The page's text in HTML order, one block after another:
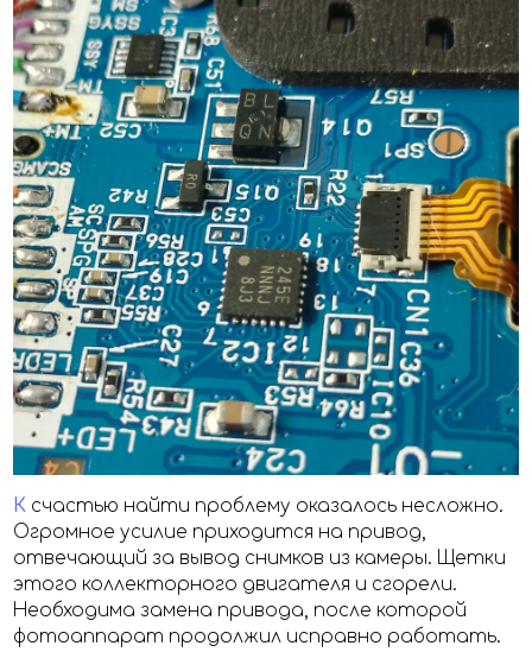
К счастью найти проблему оказалось несложно.
Огромное усилие приходится на привод,
отвечающий за вывод снимков из камеры. Щетки
этого коллекторного двигателя и сгорели.
Необходима замена привода, после которой
фотоаппарат продолжил исправно работать.